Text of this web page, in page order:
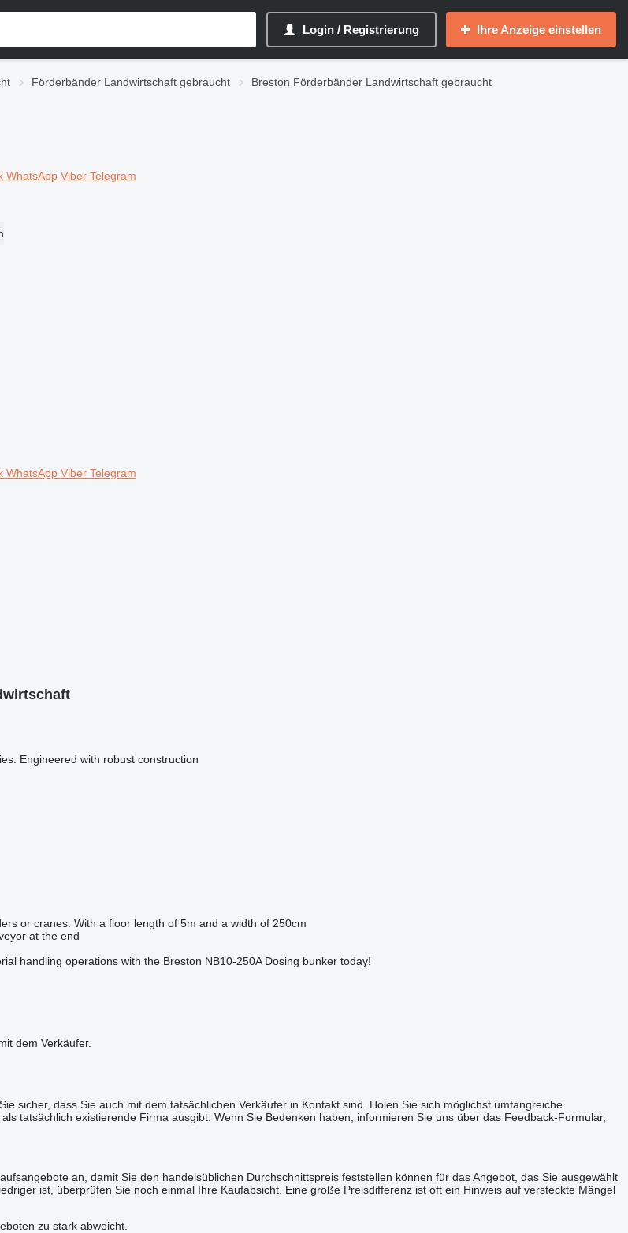
Login / Registrierung Ihre Anzeige einstellen
Förderbänder Landwirtschaft gebraucht
Breston Förderbänder Landwirtschaft gebraucht
WhatsApp Viber Telegram
WhatsApp Viber Telegram
Engineered with robust construction
or cranes. With a floor length of 5m and a width of 250cm
at the end
handling operations with the Breston NB10-250A Dosing bunker today!
dem Verkäufer.
sicher, dass Sie auch mit dem tatsächlichen Verkäufer in Kontakt sind. Holen Sie sich möglichst umfangreiche
tatsächlich existierende Firma ausgibt. Wenn Sie Bedenken haben, informieren Sie uns über das Feedback-Formular,
an, damit Sie den handelsüblichen Durchschnittspreis feststellen können für das Angebot, das Sie ausgewählt
ist, überprüfen Sie noch einmal Ihre Kaufabsicht. Eine große Preisdifferenz ist oft ein Hinweis auf versteckte Mängel
zu stark abweicht.